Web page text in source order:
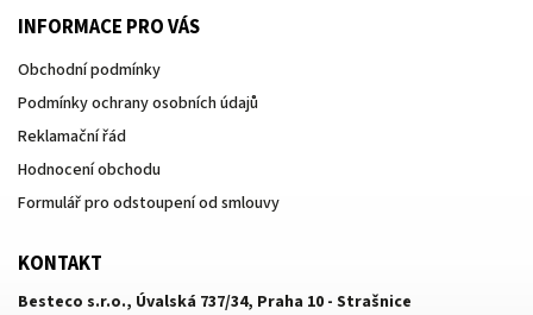
INFORMACE PRO VÁS
Obchodní podmínky
Podmínky ochrany osobních údajů
Reklamační řád
Hodnocení obchodu
Formulář pro odstoupení od smlouvy
KONTAKT
Besteco s.r.o., Úvalská 737/34, Praha 10 - Strašnice